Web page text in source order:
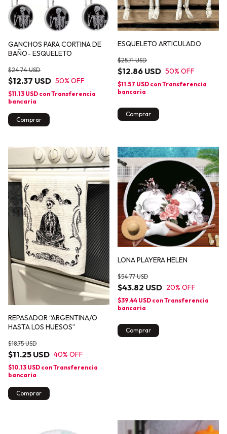
GANCHOS PARA CORTINA DE
BAÑO- ESQUELETO
$12.37 USD
$24.74 USD
50% OFF
$11.13 USD conTransferencia
bancaria
Comprar
ESQUELETO ARTICULADO
$12.86 USD
$25.71 USD
50% OFF
$11.57 USD conTransferencia
bancaria
Comprar
REPASADOR “ARGENTINA/O
HASTA LOS HUESOS”
$11.25 USD
$18.75 USD
40% OFF
$10.13 USD conTransferencia
bancaria
LONA PLAYERA HELEN
$43.82 USD
$54.77 USD
20% OFF
$39.44 USD conTransferencia
bancaria